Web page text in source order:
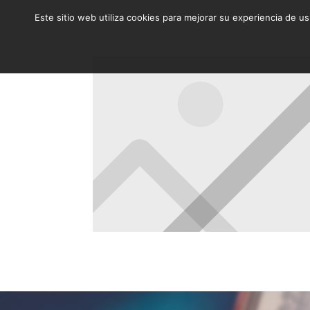
Este sitio web utiliza cookies para mejorar su experiencia de